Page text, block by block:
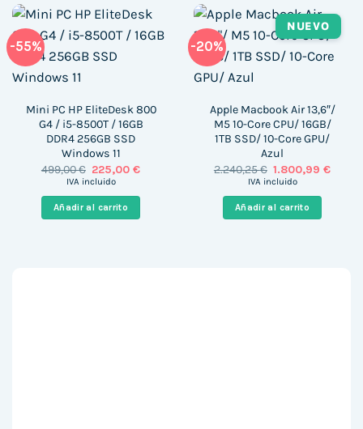
-55%
Mini PC HP EliteDesk 800
G4 / i5-8500T / 16GB
DDR4 256GB SSD
Windows 11
499,00€ El
precio
era:
499,00 €.
225,00€El
es:
225,00 €.
IVA incluido
Añadir al carrito
-20%
NUEVO
Apple Macbook Air 13,6″/
M5 10-Core CPU/ 16GB/
1TB SSD/ 10-Core GPU/
Azul
2.240,25€ El
precio
era:
2.240,25 €.
1.800,99€El
IVA incluido
Añadir al carrito